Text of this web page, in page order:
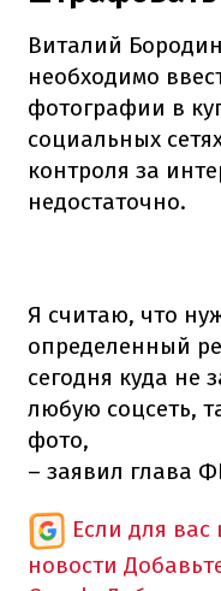
Виталий
необходимо
фотографии в
социальных
контроля за
недостаточно.
Я считаю, что
определенный
сегодня куда не
любую соцсеть,
фото,
– заявил глава
Если для
новости